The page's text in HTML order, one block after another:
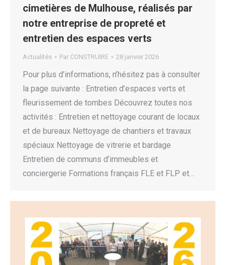
cimetières de Mulhouse, réalisés par
notre entreprise de propreté et
entretien des espaces verts
Actualités Par CONSTRUIRE 28 janvier 2026
Pour plus d’informations, n’hésitez pas à consulter
la page suivante : Entretien d’espaces verts et
fleurissement de tombes Découvrez toutes nos
activités : Entretien et nettoyage courant de locaux
et de bureaux Nettoyage de chantiers et travaux
spéciaux Nettoyage de vitrerie et bardage
Entretien de communs d’immeubles et
conciergerie Formations français FLE et FLP et…